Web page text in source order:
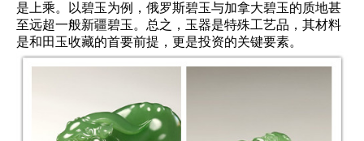
是上乘。以碧玉为例，俄罗斯碧玉与加拿大碧玉的质地甚
至远超一般新疆碧玉。总之，玉器是特殊工艺品，其材料
是和田玉收藏的首要前提，更是投资的关键要素。